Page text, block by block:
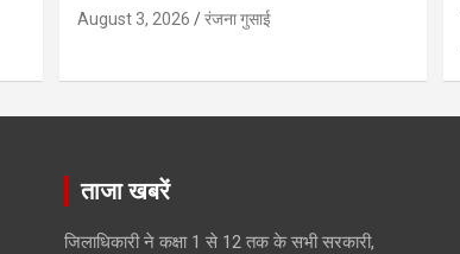
August 3, 2026 रंजना गुसाई
ताजा खबरें
जिलाधिकारी ने कक्षा 1 से 12 तक के सभी सरकारी,